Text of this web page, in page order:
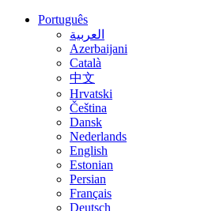
Português
العربية
Azerbaijani
Català
中文
Hrvatski
Čeština
Dansk
Nederlands
English
Estonian
Persian
Français
Deutsch